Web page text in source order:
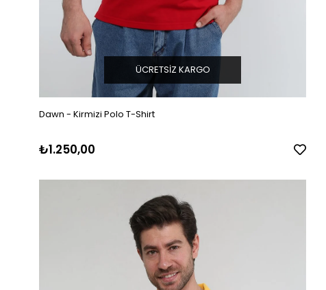
Dawn - Kirmizi Polo T-Shirt
₺1.250,00
ÜCRETSIZ KARGO